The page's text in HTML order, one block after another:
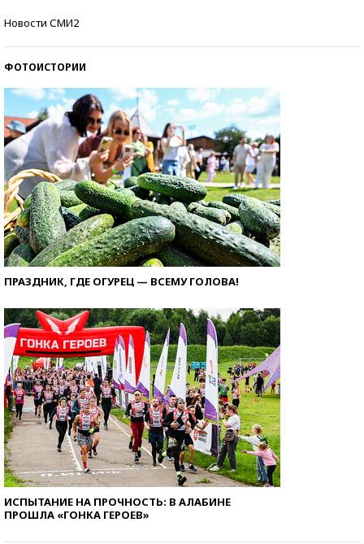
Новости СМИ2
ФОТОИСТОРИИ
ПРАЗДНИК, ГДЕ ОГУРЕЦ — ВСЕМУ ГОЛОВА!
ИСПЫТАНИЕ НА ПРОЧНОСТЬ: В АЛАБИНЕ
ПРОШЛА «ГОНКА ГЕРОЕВ»